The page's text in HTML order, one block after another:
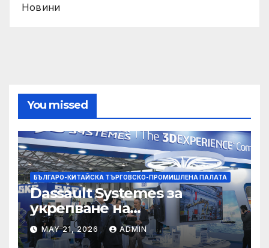
Новини
You missed
БЪЛГАРО-КИТАЙСКА ТЪРГОВСКО-ПРОМИШЛЕНА ПАЛАТА
Dassault Systemes за
укрепване на
изграждането на AI
екосистема в Китай
MAY 21, 2026 ADMIN